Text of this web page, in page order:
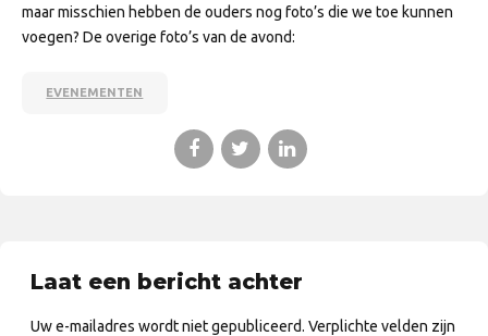
maar misschien hebben de ouders nog foto’s die we toe kunnen
voegen? De overige foto’s van de avond:
EVENEMENTEN
Laat een bericht achter
Uw e-mailadres wordt niet gepubliceerd. Verplichte velden zijn